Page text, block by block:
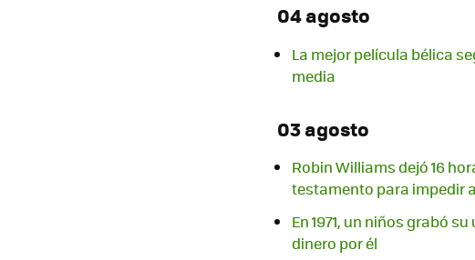
04 agosto
La mejor película bélica
media
03 agosto
Robin Williams dejó 16
testamento para impedir
En 1971, un niños grabó
dinero por él